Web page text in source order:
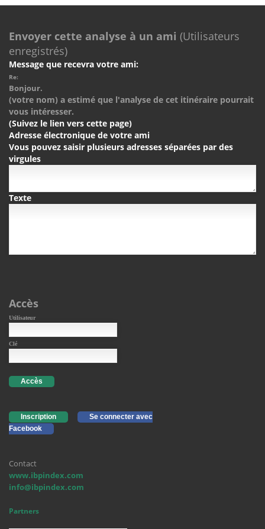
Envoyer cette analyse à un ami (Utilisateurs
enregistrés)
Message que recevra votre ami:
Re:
Bonjour.
(votre nom) a estimé que l'analyse de cet itinéraire pourrait
vous intéresser.
(Suivez le lien vers cette page)
Adresse électronique de votre ami
Vous pouvez saisir plusieurs adresses séparées par des
virgules
Texte
Accès
Utilisateur
Clé
Accès
Inscription
Se connecter avec
Facebook
Contact
www.ibpindex.com
info@ibpindex.com
Partners